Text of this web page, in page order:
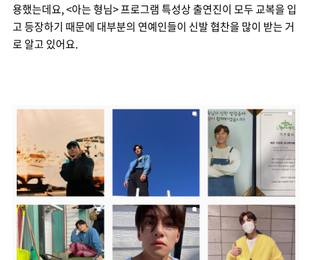
용했는데요, <아는 형님> 프로그램 특성상 출연진이 모두 교복을 입
고 등장하기 때문에 대부분의 연예인들이 신발 협찬을 많이 받는 거
로 알고 있어요.